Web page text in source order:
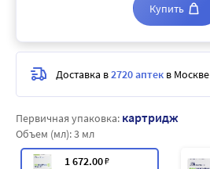
Первичная упаковка: картридж
Объем (мл):3 мл
1 672.00₽
Купить
Доставка в2720 аптек в Москве